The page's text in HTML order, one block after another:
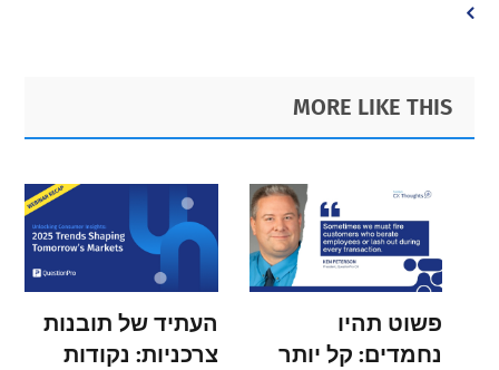
Primary
Sidebar
Footer
MORE LIKE THIS
פשוט תהיו
נחמדים: קל יותר
העתיד של תובנות
צרכניות: נקודות